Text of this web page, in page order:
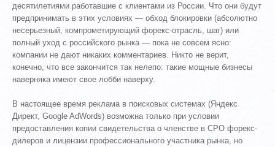
десятилетиями работавшие с клиентами из России. Что они будут
предпринимать в этих условиях — обход блокировки (абсолютно
несерьезный, компрометирующий форекс-отрасль, шаг) или
полный уход с российского рынка — пока не совсем ясно:
компании не дают никаких комментариев. Никто не верит,
конечно, что все закончится так нелепо: такие мощные бизнесы
наверняка имеют свое лобби наверху.
В настоящее время реклама в поисковых системах (Яндекс
Директ, Google AdWords) возможна только при условии
предоставления копии свидетельства о членстве в СРО форекс-
дилеров и лицензии профессионального участника рынка, но